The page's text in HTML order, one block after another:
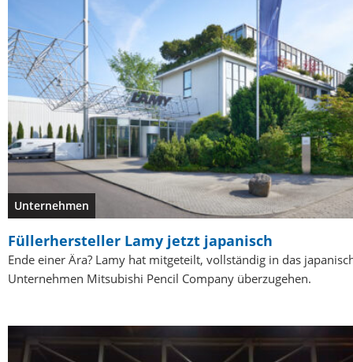
Unternehmen
Füllerhersteller Lamy jetzt japanisch
Ende einer Ära? Lamy hat mitgeteilt, vollständig in das
Unternehmen Mitsubishi Pencil Company überzugehen.